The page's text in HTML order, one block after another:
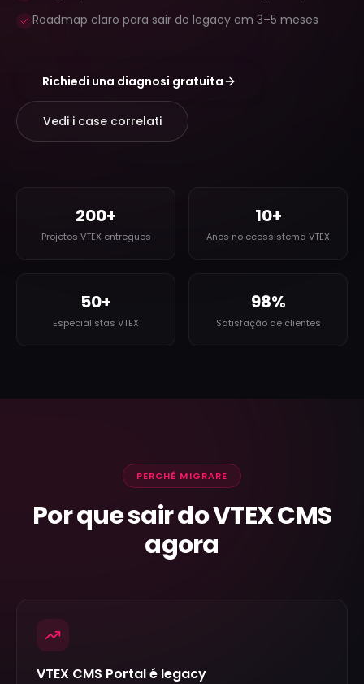
Roadmap claro para sair do legacy em 3–5 meses
Richiedi una diagnosi gratuita
Vedi i case correlati
200+
Projetos VTEX entregues
10+
Anos no ecossistema VTEX
50+
Especialistas VTEX
98%
Satisfação de clientes
PERCHÉ MIGRARE
Por que sair do VTEX CMS
agora
VTEX CMS Portal é legacy